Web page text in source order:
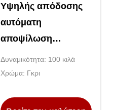
Υψηλής απόδοσης
αυτόματη
αποψίλωση
στεγνωτήρα
κατάψυξης 100kg
Δυναμικότητα: 100 κιλά
Χρώμα: Γκρι